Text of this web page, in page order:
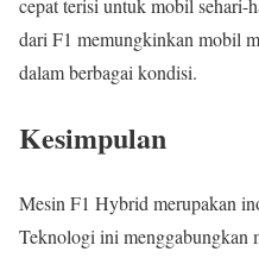
cepat terisi untuk mobil sehari-
dari F1 memungkinkan mobil
dalam berbagai kondisi.
Kesimpulan
Mesin F1 Hybrid merupakan
Teknologi ini menggabungkan